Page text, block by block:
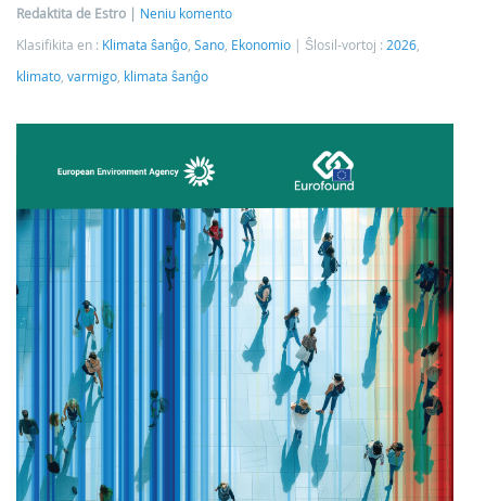
Redaktita de Estro
Neniu komento
Klasifikita en : Klimata ŝanĝo Sano Ekonomio Ŝlosil-vortoj : 2026
klimato varmigo klimata ŝanĝo